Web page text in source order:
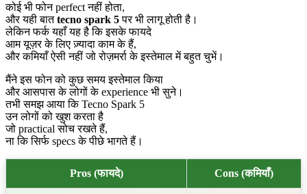
कोई भी फोन perfect नहीं होता,
और यही बातtecno spark 5पर भी लागू होती है।
लेकिन फर्क यहाँ यह है कि इसके फायदे
आम यूज़र के लिए ज़्यादा काम के हैं,
और कमियाँ ऐसी नहीं जो रोज़मर्रा के इस्तेमाल में बहुत चुभें।
मैंने इस फोन को कुछ समय इस्तेमाल किया
और आसपास के लोगों के experience भी सुने।
तभी समझ आया कि Tecno Spark 5
उन लोगों को खुश करता है
जो practical सोच रखते हैं,
ना कि सिर्फ specs के पीछे भागते हैं।
Pros (फायदे) Cons (कमियाँ)